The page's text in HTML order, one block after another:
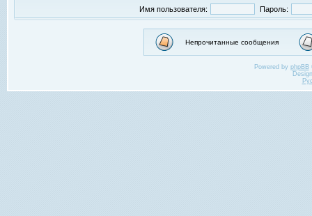
Имя пользователя: Пароль:
Непрочитанные сообщения
Powered by phpBB